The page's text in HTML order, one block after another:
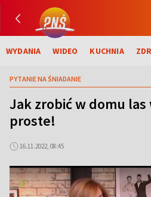
WYDANIA WIDEO KUCHNIA
PYTANIE NA ŚNIADANIE
Jak zrobić w domu las
proste!
16.11.2022, 08:45